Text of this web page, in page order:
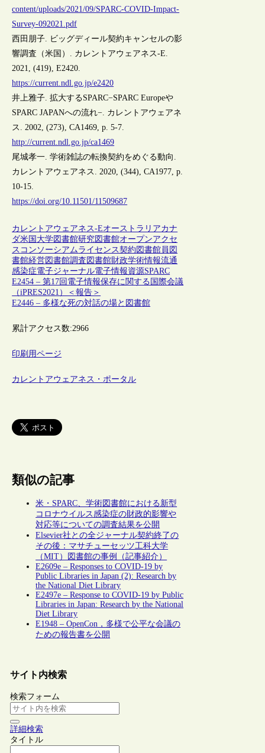
content/uploads/2021/09/SPARC-COVID-Impact-
Survey-092021.pdf
西田朋子. ビッグディール契約キャンセルの影
響調査（米国）. カレントアウェアネス-E.
2021, (419), E2420.
https://current.ndl.go.jp/e2420
井上雅子. 拡大するSPARC−SPARC Europeや
SPARC JAPANへの流れ−. カレントアウェアネ
ス. 2002, (273), CA1469, p. 5-7.
http://current.ndl.go.jp/ca1469
尾城孝一. 学術雑誌の転換契約をめぐる動向.
カレントアウェアネス. 2020, (344), CA1977, p.
10-15.
https://doi.org/10.11501/11509687
カレントアウェアネス-Eオーストラリアカナ
ダ米国 大学図書館研究図書館オープンアクセ
ス コンソーシアムライセンス契約 図書館員 図
書館経営図書館調査 図書館財政学術情報流通
感染症電子ジャーナル電子情報資源SPARC
E2454 – 第17回電子情報保存に関する国際会議
（iPRES2021）＜報告＞
E2446 – 多様な死の対話の場と図書館
累計アクセス数:2966
印刷用ページ
カレントアウェアネス・ポータル
類似の記事
米・SPARC、学術図書館における新型
コロナウイルス感染症の財政的影響や
対応等についての調査結果を公開
Elsevier社との全ジャーナル契約終了の
その後：マサチューセッツ工科大学
（MIT）図書館の事例（記事紹介）
E2609e – Responses to COVID-19 by
Public Libraries in Japan (2): Research by
the National Diet Library
E2497e – Response to COVID-19 by Public
Libraries in Japan: Research by the National
Diet Library
E1948 – OpenCon，多様で公平な会議の
ための報告書を公開
サイト内検索
検索フォーム
詳細検索
タイトル